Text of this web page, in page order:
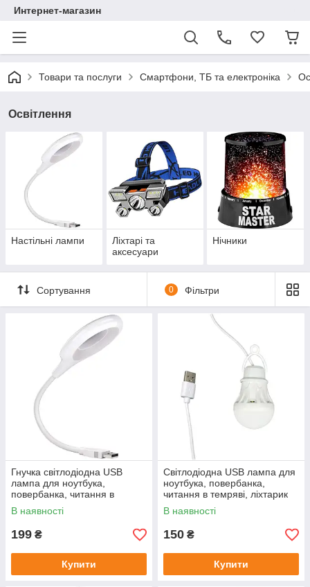
Интернет-магазин
Товари та послуги Смартфони, ТБ та електроніка
Освітлення
Настільні лампи
Ліхтарі та
аксесуари
Нічники
Сортування 0 Фільтри
Гнучка світлодіодна USB
лампа для ноутбука,
повербанка, читання в
темряві, ліхтарик Portable
Lamp 2.5W
В наявності
199 ₴
Купити
Світлодіодна USB лампа для
ноутбука, повербанка,
читання в темряві, ліхтарик
Super Birght 3W
В наявності
150 ₴
Купити